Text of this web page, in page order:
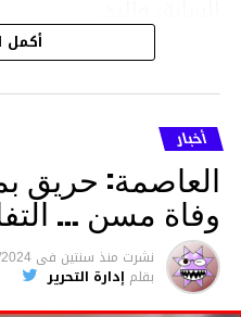
هذا وقد تمكن أعوان
هلال في توقيت
والقبض عليه
ما نُسبه إليه.
متابعة
قسم الاخبار
أكمل
أخبار
العاصمة: حريق
وفاة مسن …
نشرت منذ سنتين فى
بقلم إدارة التحرير